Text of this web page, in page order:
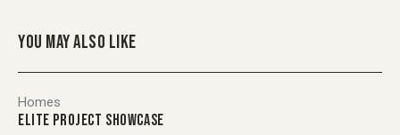
YOU MAY ALSO LIKE
Homes
ELITE PROJECT SHOWCASE